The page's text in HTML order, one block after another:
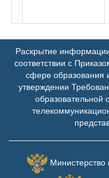
Раскрытие
соответствии с
сфере образования
утверждении
образовательной